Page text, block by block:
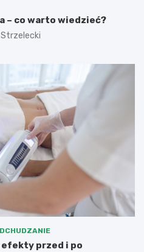
– co warto wiedzieć?
przed i po